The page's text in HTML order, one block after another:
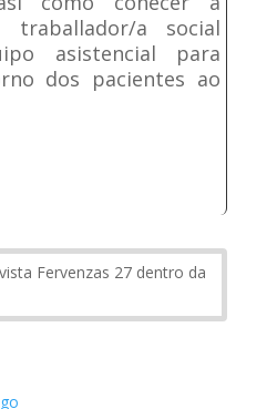
traballador/a social
asistencial para
dos pacientes ao
Fervenzas 27 dentro da